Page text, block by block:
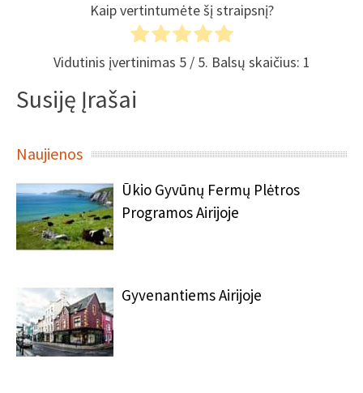
Kaip vertintumėte šį straipsnį?
Vidutinis įvertinimas 5/ 5. Balsų skaičius: 1
Susiję Įrašai
Naujienos
Ūkio Gyvūnų Fermų Plėtros
Programos Airijoje
Gyvenantiems Airijoje